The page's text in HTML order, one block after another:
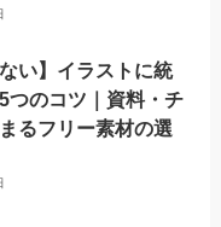
ない】イラストに統
つのコツ｜資料・チ
るフリー素材の選